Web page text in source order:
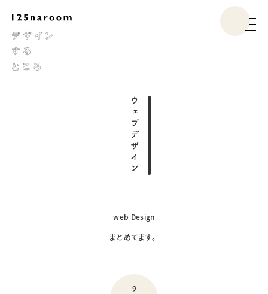
ウェブデザイン
web Design
まとめてます。
9